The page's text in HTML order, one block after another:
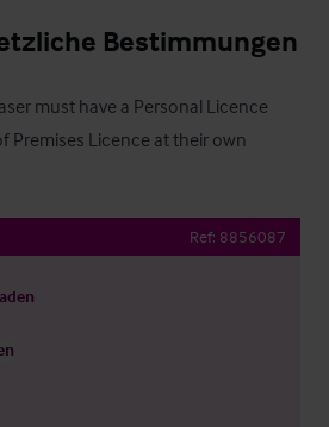
Bestimmungen
must have a Personal Licence
Premises Licence at their own
Ref: 8856087